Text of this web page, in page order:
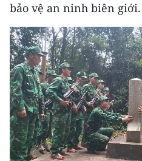
RADIO
MEDIA CENTER
E-Magazine
Video
Media Chính trị
bảo vệ an ninh biên giới.